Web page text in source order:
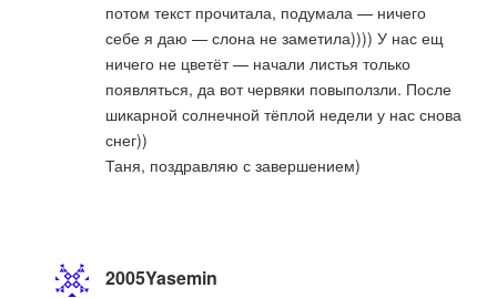
потом текст прочитала, подумала — ничего
себе я даю — слона не заметила)))) У нас ещ
ничего не цветёт — начали листья только
появляться, да вот червяки повыползли. После
шикарной солнечной тёплой недели у нас снова
снег))
Таня, поздравляю с завершением)
2005Yasemin